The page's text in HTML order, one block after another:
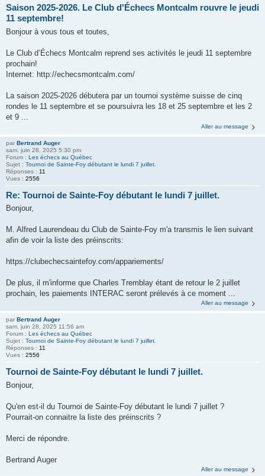
Saison 2025-2026. Le Club d'Échecs Montcalm rouvre le jeudi
11 septembre!
Bonjour à vous tous et toutes,
Le Club d’Échecs Montcalm reprend ses activités le jeudi 11 septembre
prochain!
Internet: http://echecsmontcalm.com/
La saison 2025-2026 débutera par un tournoi système suisse de cinq
rondes le 11 septembre et se poursuivra les 18 et 25 septembre et les 2
et 9 ...
Aller au message
par Bertrand Auger
sam. juin 28, 2025 5:30 pm
Forum : Les échecs au Québec
Sujet : Tournoi de Sainte-Foy débutant le lundi 7 juillet.
Réponses : 11
Vues : 2556
Re: Tournoi de Sainte-Foy débutant le lundi 7 juillet.
Bonjour,
M. Alfred Laurendeau du Club de Sainte-Foy m'a transmis le lien suivant
afin de voir la liste des préinscrits:
https://clubechecsaintefoy.com/appariements/
De plus, il m'informe que Charles Tremblay étant de retour le 2 juillet
prochain, les paiements INTERAC seront prélevés à ce moment ...
Aller au message
par Bertrand Auger
sam. juin 28, 2025 11:56 am
Forum : Les échecs au Québec
Sujet : Tournoi de Sainte-Foy débutant le lundi 7 juillet.
Réponses : 11
Vues : 2556
Tournoi de Sainte-Foy débutant le lundi 7 juillet.
Bonjour,
Qu'en est-il du Tournoi de Sainte-Foy débutant le lundi 7 juillet ?
Pourrait-on connaitre la liste des préinscrits ?
Merci de répondre.
Bertrand Auger
Aller au message